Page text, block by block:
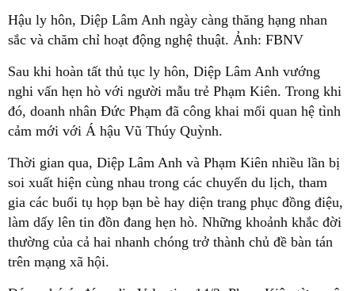
Hậu ly hôn, Diệp Lâm Anh ngày càng thăng hạng nhan
sắc và chăm chỉ hoạt động nghệ thuật. Ảnh: FBNV
Sau khi hoàn tất thủ tục ly hôn, Diệp Lâm Anh vướng
nghi vấn hẹn hò với người mẫu trẻ Phạm Kiên. Trong khi
đó, doanh nhân Đức Phạm đã công khai mối quan hệ tình
cảm mới với Á hậu Vũ Thúy Quỳnh.
Thời gian qua, Diệp Lâm Anh và Phạm Kiên nhiều lần bị
soi xuất hiện cùng nhau trong các chuyến du lịch, tham
gia các buổi tụ họp bạn bè hay diện trang phục đồng điệu,
làm dấy lên tin đồn đang hẹn hò. Những khoảnh khắc đời
thường của cả hai nhanh chóng trở thành chủ đề bàn tán
trên mạng xã hội.